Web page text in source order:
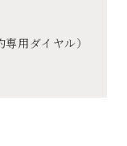
専用ダイヤル）